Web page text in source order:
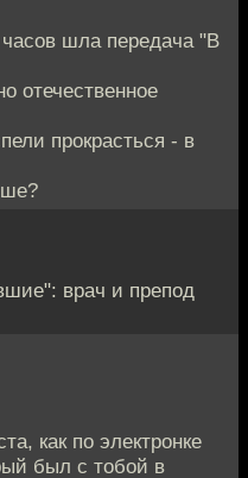
шла передача "В
отечественное
прокрасться - в
врач и препод
как по электронке
был с тобой в